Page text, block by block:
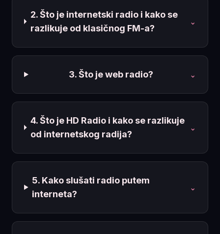
2. Što je internetski radio i kako se
razlikuje od klasičnog FM-a?
⌄
3. Što je web radio? ⌄
4. Što je HD Radio i kako se razlikuje
od internetskog radija?
⌄
5. Kako slušati radio putem
interneta?
⌄